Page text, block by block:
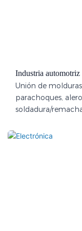
Industria automotriz
Unión de
parachoques,
soldadura/